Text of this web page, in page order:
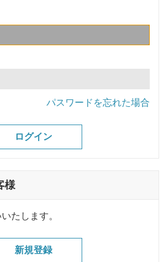
パスワードを忘れた場合
様
たします。
新規登録